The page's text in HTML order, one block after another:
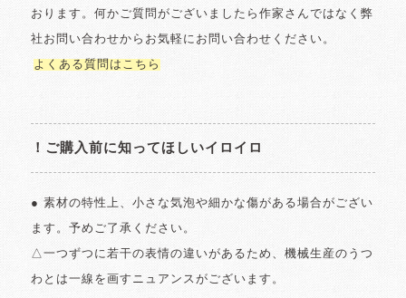
おります。何かご質問がございましたら作家さんではなく弊
社お問い合わせからお気軽にお問い合わせください。
よくある質問はこちら
！ご購入前に知ってほしいイロイロ
● 素材の特性上、小さな気泡や細かな傷がある場合がござい
ます。予めご了承ください。
△一つずつに若干の表情の違いがあるため、機械生産のうつ
わとは一線を画すニュアンスがございます。